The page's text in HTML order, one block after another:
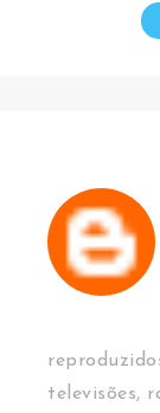
televisões,